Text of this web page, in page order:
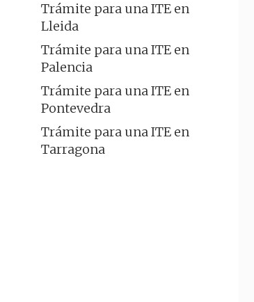
Trámite para una ITE en
Lleida
Trámite para una ITE en
Palencia
Trámite para una ITE en
Pontevedra
Trámite para una ITE en
Tarragona